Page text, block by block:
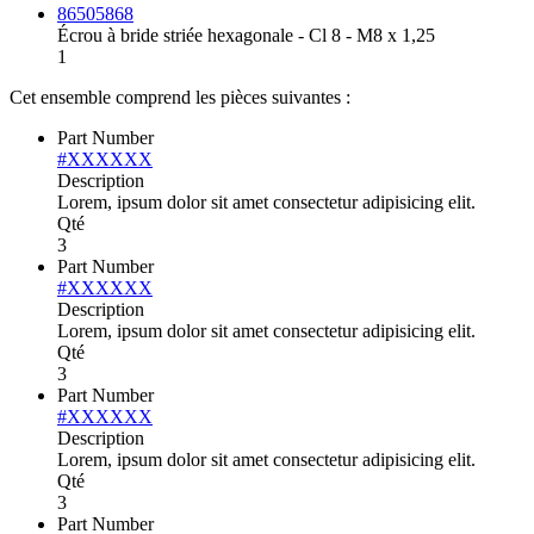
86505868
Écrou à bride striée hexagonale - Cl 8 - M8 x 1,25
1
Cet ensemble comprend les pièces suivantes :
Part Number
#XXXXXX
Description
Lorem, ipsum dolor sit amet consectetur adipisicing elit.
Qté
3
Part Number
#XXXXXX
Description
Lorem, ipsum dolor sit amet consectetur adipisicing elit.
Qté
3
Part Number
#XXXXXX
Description
Lorem, ipsum dolor sit amet consectetur adipisicing elit.
Qté
3
Part Number